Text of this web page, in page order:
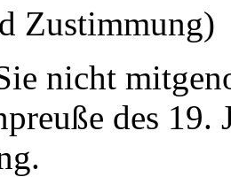
Zustimmung)
nicht
des 19.